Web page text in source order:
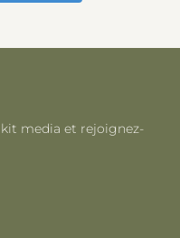
media et rejoignez-